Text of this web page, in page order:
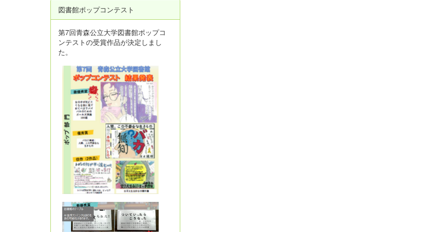
図書館ポップコンテスト
第7回青森公立大学図書館ポップコ
ンテストの受賞作品が決定しまし
た。